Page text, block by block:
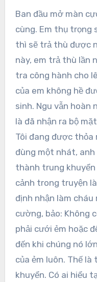
Ban đầu mở màn
cùng. Em thụ
thì sẽ trả thù được
này, em trả thù lần
tra công hành cho
của em không hề
sinh. Ngu vẫn hoàn
là đã nhận ra bộ
Tôi đang được
đùng một nhát, anh
thành trung khuyển
cảnh trong truyện
định nhận làm cháu
cường, bảo: Không
phải cưới ẻm hoặc
đến khi chúng nó
của ẻm luôn. Thế
khuyển. Có ai hiểu